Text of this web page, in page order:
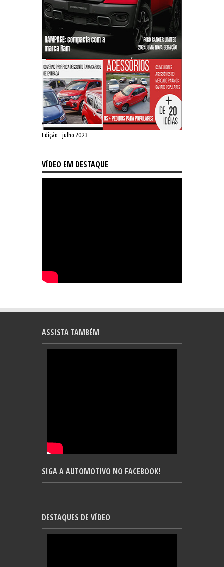
Edição - julho 2023
VÍDEO EM DESTAQUE
ASSISTA TAMBÉM
SIGA A AUTOMOTIVO NO FACEBOOK!
DESTAQUES DE VÍDEO